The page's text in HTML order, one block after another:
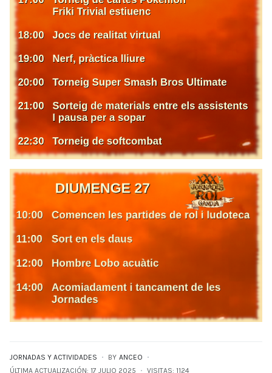
JORNADAS Y ACTIVIDADES BY ANCEO
ÚLTIMA ACTUALIZACIÓN: 17 JULIO 2025
VISITAS: 1124